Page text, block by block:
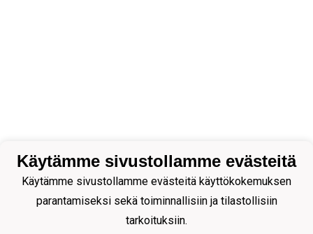
Käytämme sivustollamme evästeitä
Käytämme sivustollamme evästeitä käyttökokemuksen
parantamiseksi sekä toiminnallisiin ja tilastollisiin
tarkoituksiin.